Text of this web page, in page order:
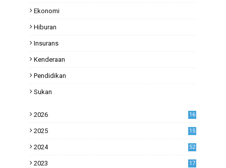
Ekonomi
Hiburan
Insurans
Kenderaan
Pendidikan
Sukan
2026 16
2025 15
2024 52
2023
17